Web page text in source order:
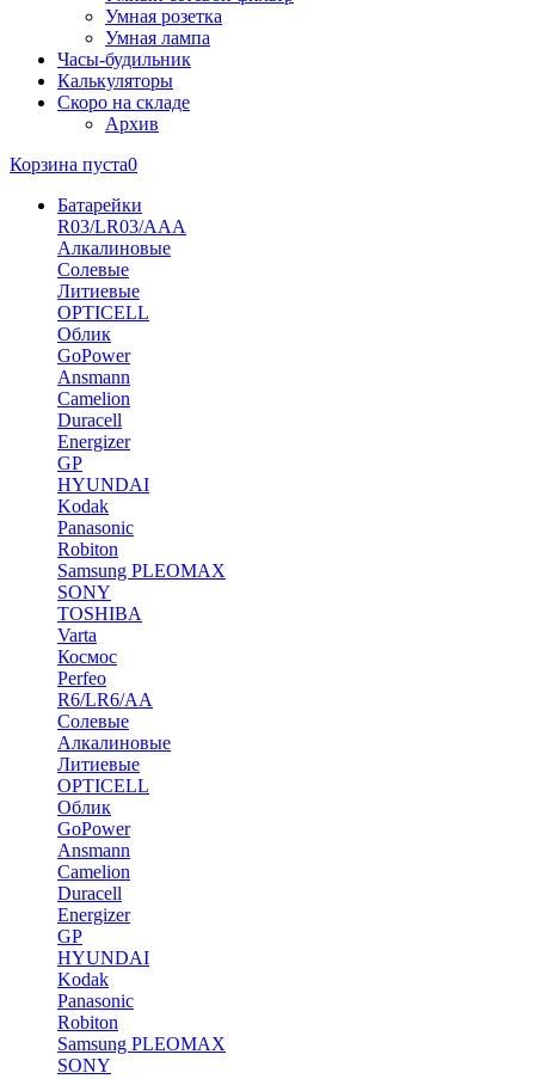
Умная розетка
Умная лампа
Часы-будильник
Калькуляторы
Скоро на складе
Архив
Корзина пуста0
Батарейки
R03/LR03/AAA
Алкалиновые
Солевые
Литиевые
OPTICELL
Облик
GoPower
Ansmann
Camelion
Duracell
Energizer
GP
HYUNDAI
Kodak
Panasonic
Robiton
Samsung PLEOMAX
SONY
TOSHIBA
Varta
Космос
Perfeo
R6/LR6/AA
Солевые
Алкалиновые
Литиевые
OPTICELL
Облик
GoPower
Ansmann
Camelion
Duracell
Energizer
GP
HYUNDAI
Kodak
Panasonic
Robiton
Samsung PLEOMAX
SONY